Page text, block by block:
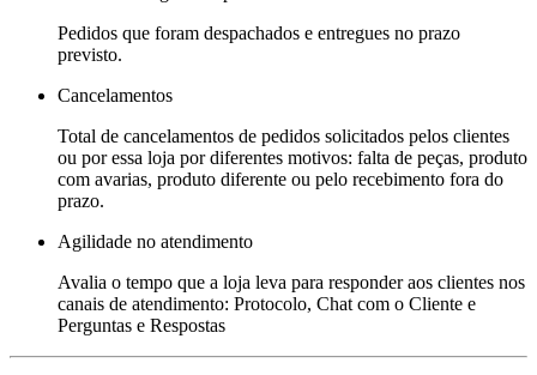
Pedidos que foram despachados e entregues no prazo
previsto.
Cancelamentos
Total de cancelamentos de pedidos solicitados pelos clientes
ou por essa loja por diferentes motivos: falta de peças, produto
com avarias, produto diferente ou pelo recebimento fora do
prazo.
Agilidade no atendimento
Avalia o tempo que a loja leva para responder aos clientes nos
canais de atendimento: Protocolo, Chat com o Cliente e
Perguntas e Respostas